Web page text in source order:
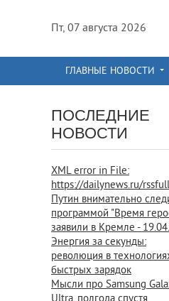
Пт, 07 августа 2026
ГЛАВНЫЕ НОВОСТИ
ПОСЛЕДНИЕ
НОВОСТИ
XML error in File:
https://dailynews.ru/
Путин внимательно
программой "Время
заявили в Кремле -
Энергия за секунды:
революция в
быстрых зарядок
Мысли про Samsung